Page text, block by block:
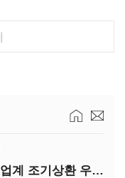
"관광기금 상향 소식에 카지노 업계 조기상환 우려"